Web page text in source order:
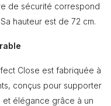
de sécurité correspond
hauteur est de 72 cm.
Close est fabriquée à
conçus pour supporter
et élégance grâce à un